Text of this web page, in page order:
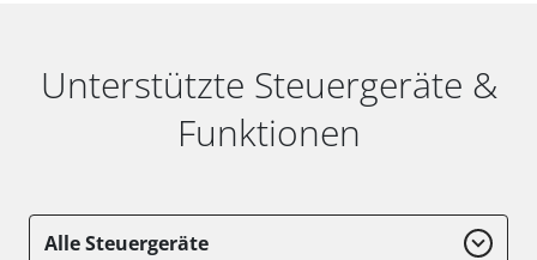
Unterstützte Steuergeräte &
Funktionen
Alle Steuergeräte